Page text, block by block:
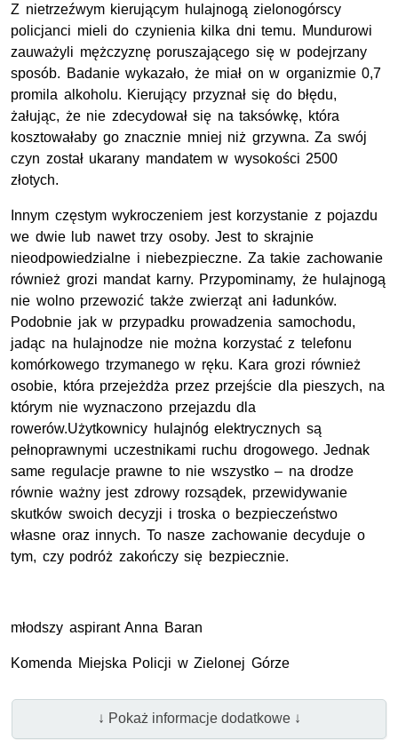
Z nietrzeźwym kierującym hulajnogą zielonogórscy
policjanci mieli do czynienia kilka dni temu. Mundurowi
zauważyli mężczyznę poruszającego się w podejrzany
sposób. Badanie wykazało, że miał on w organizmie 0,7
promila alkoholu. Kierujący przyznał się do błędu,
żałując, że nie zdecydował się na taksówkę, która
kosztowałaby go znacznie mniej niż grzywna. Za swój
czyn został ukarany mandatem w wysokości 2500
złotych.
Innym częstym wykroczeniem jest korzystanie z pojazdu
we dwie lub nawet trzy osoby. Jest to skrajnie
nieodpowiedzialne i niebezpieczne. Za takie zachowanie
również grozi mandat karny. Przypominamy, że hulajnogą
nie wolno przewozić także zwierząt ani ładunków.
Podobnie jak w przypadku prowadzenia samochodu,
jadąc na hulajnodze nie można korzystać z telefonu
komórkowego trzymanego w ręku. Kara grozi również
osobie, która przejeżdża przez przejście dla pieszych, na
którym nie wyznaczono przejazdu dla
rowerów.Użytkownicy hulajnóg elektrycznych są
pełnoprawnymi uczestnikami ruchu drogowego. Jednak
same regulacje prawne to nie wszystko – na drodze
równie ważny jest zdrowy rozsądek, przewidywanie
skutków swoich decyzji i troska o bezpieczeństwo
własne oraz innych. To nasze zachowanie decyduje o
tym, czy podróż zakończy się bezpiecznie.
młodszy aspirant Anna Baran
Komenda Miejska Policji w Zielonej Górze
↓ Pokaż informacje dodatkowe ↓